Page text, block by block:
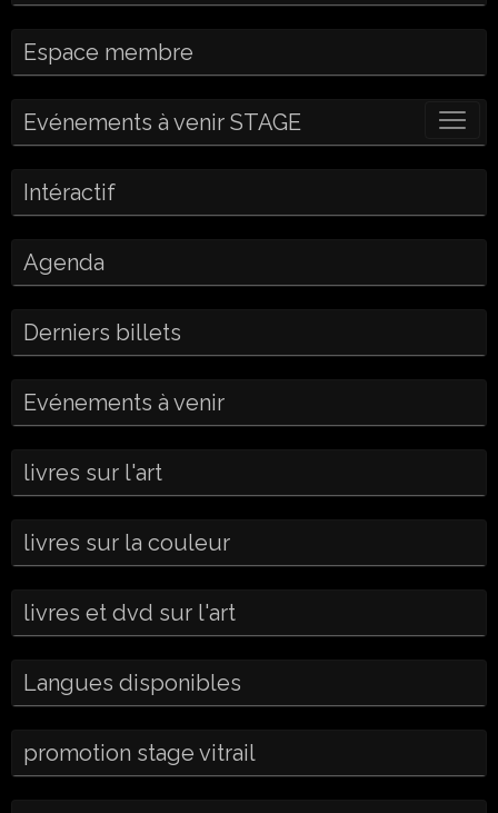
Espace membre
Evénements à venir STAGE
Intéractif
Agenda
Derniers billets
Evénements à venir
livres sur l'art
livres sur la couleur
livres et dvd sur l'art
Langues disponibles
promotion stage vitrail